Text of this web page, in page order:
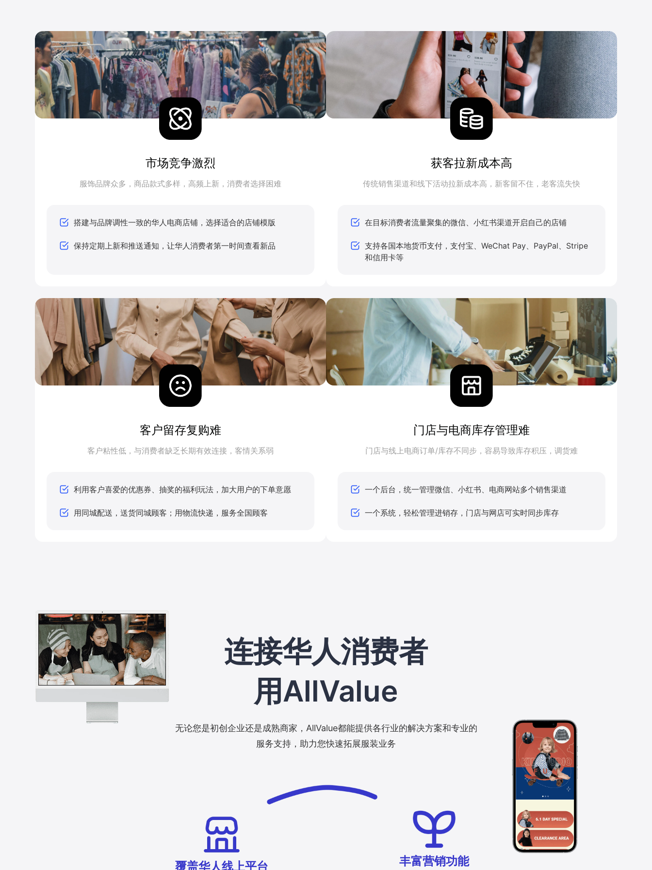
市场竞争激烈
服饰品牌众多，商品款式多样，高频上新，消费者选择困难
搭建与品牌调性一致的华人电商店铺，选择适合的店铺模版
保持定期上新和推送通知，让华人消费者第一时间查看新品
获客拉新成本高
传统销售渠道和线下活动拉新成本高，新客留不住，老客流失快
在目标消费者流量聚集的微信、小红书渠道开启自己的店铺
支持各国本地货币支付，支付宝、WeChat Pay、PayPal、Stripe
和信用卡等
客户留存复购难
客户粘性低，与消费者缺乏长期有效连接，客情关系弱
利用客户喜爱的优惠券、抽奖的福利玩法，加大用户的下单意愿
用同城配送，送货同城顾客；用物流快递，服务全国顾客
门店与电商库存管理难
门店与线上电商订单/库存不同步，容易导致库存积压，调货难
一个后台，统一管理微信、小红书、电商网站多个销售渠道
一个系统，轻松管理进销存，门店与网店可实时同步库存
连接华人消费者
用AllValue
无论您是初创企业还是成熟商家，AllValue都能提供各行业的解决方案和专业的
服务支持，助力您快速拓展服装业务
覆盖华人线上平台 丰富营销功能